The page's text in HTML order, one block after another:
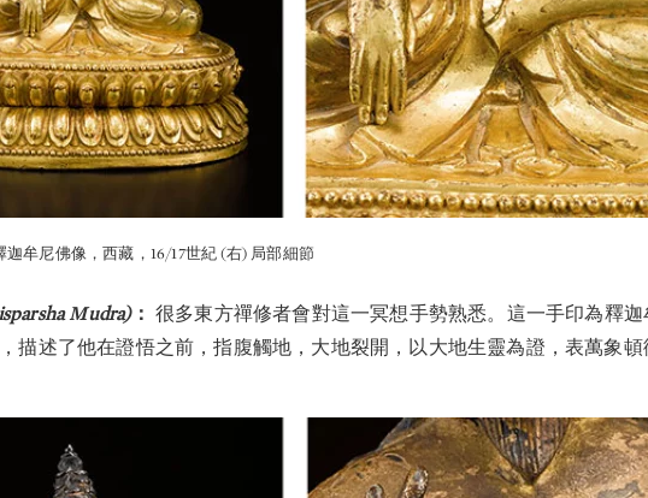
牟尼佛像，西藏，16/17世紀 (右) 局部細節
Mudra)： 很多東方禪修者會對這一冥想手勢熟悉。這一手印為釋迦
描述了他在證悟之前，指腹觸地，大地裂開，以大地生靈為證，表萬象頓